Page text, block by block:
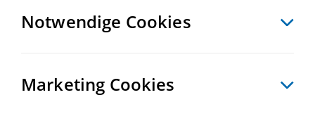
2
Notwendige Cookies
Marketing Cookies